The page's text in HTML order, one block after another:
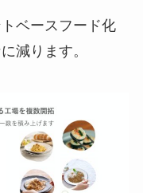
ベースフード化
減ります。